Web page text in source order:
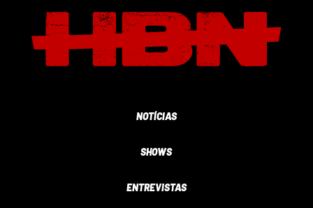
NOTÍCIAS
SHOWS
ENTREVISTAS